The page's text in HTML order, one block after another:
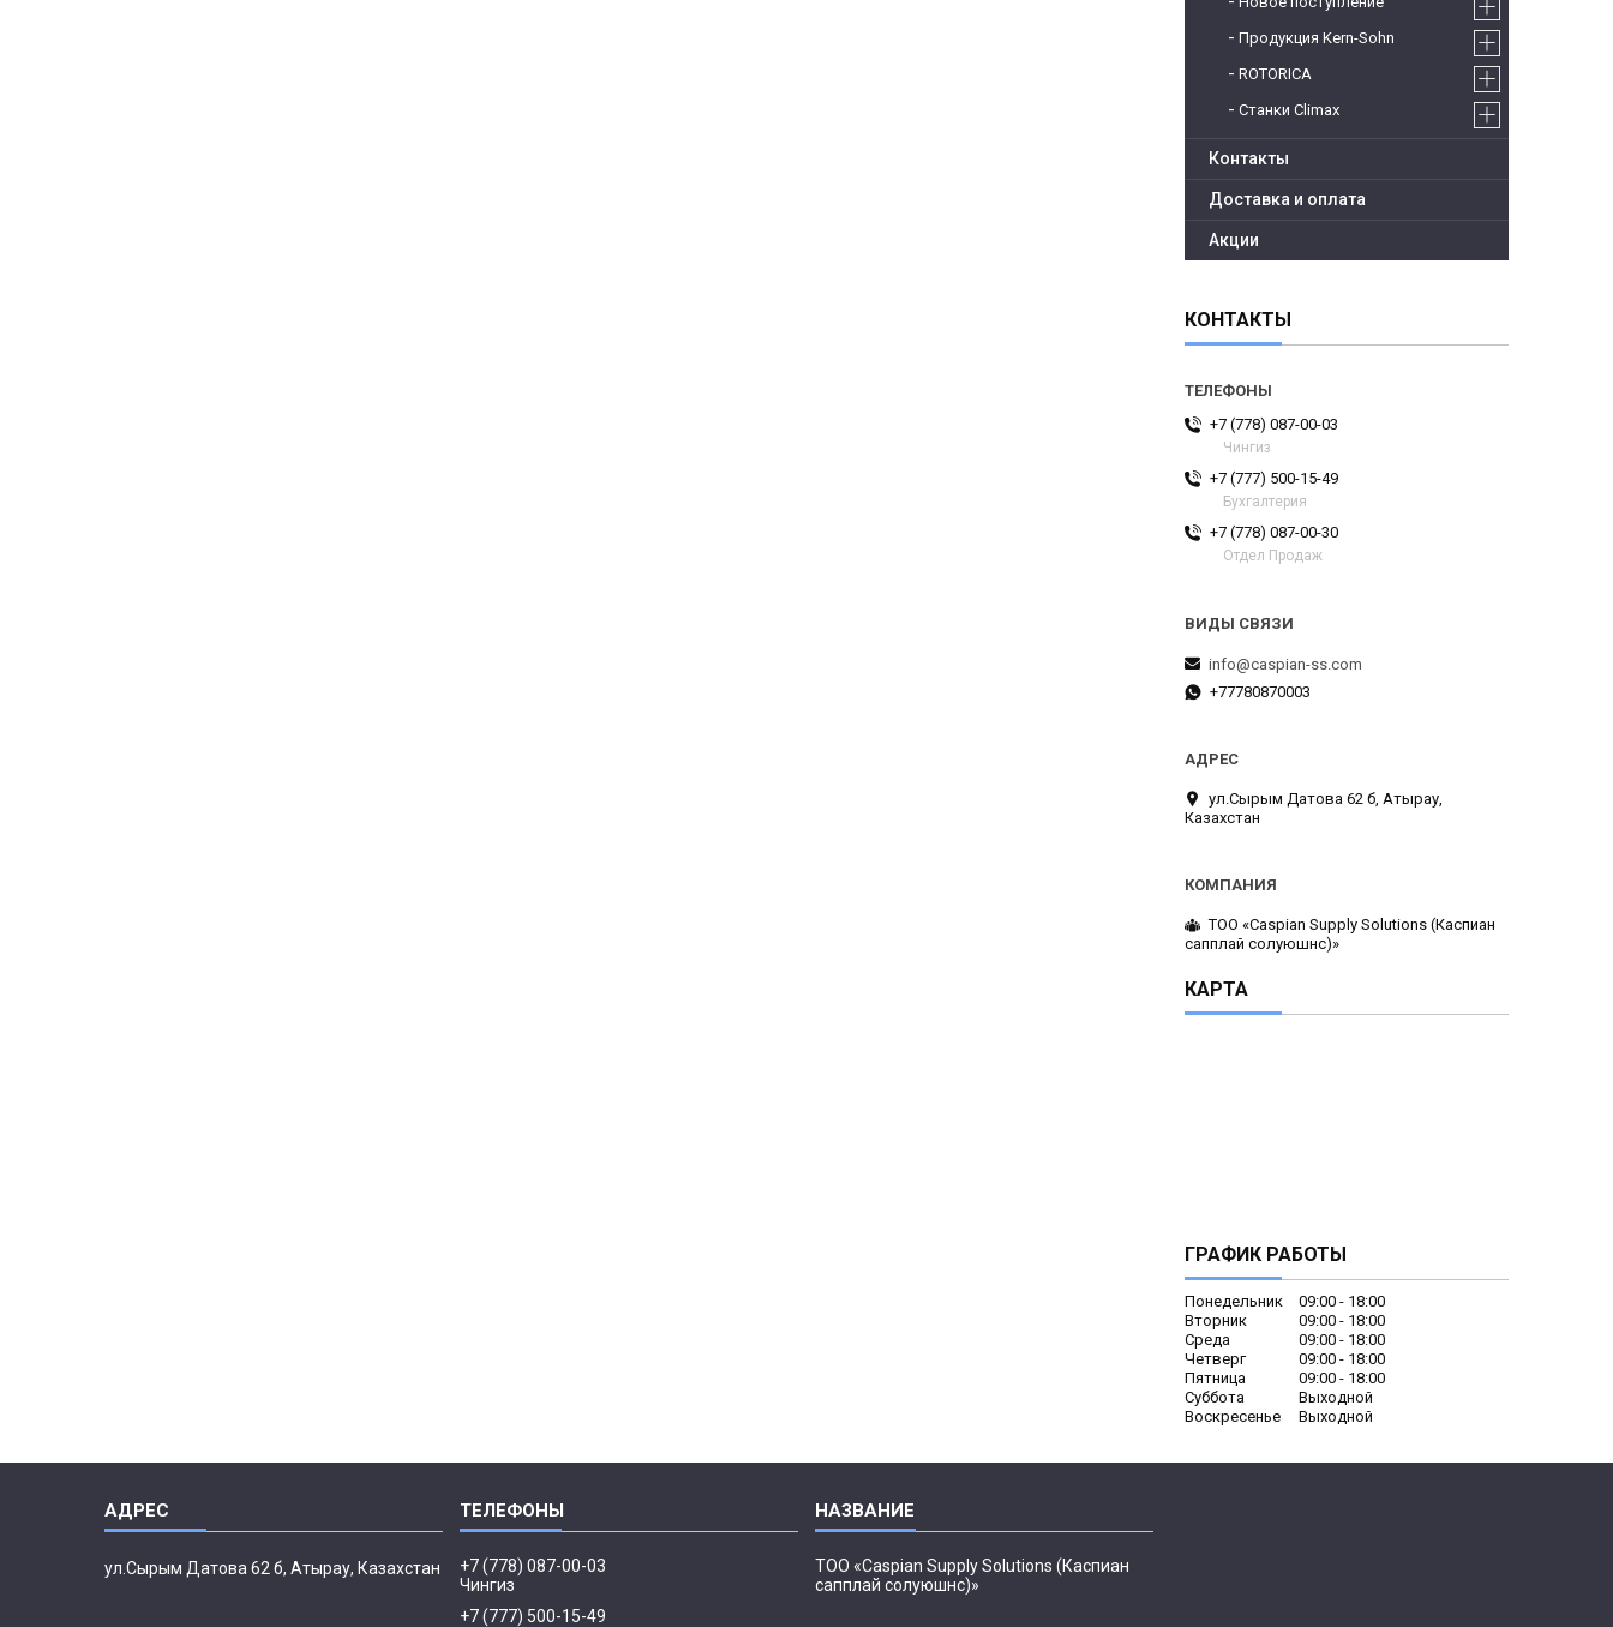
Продукция Kern-Sohn
ROTORICA
Станки Climax
Контакты
Доставка и оплата
Акции
КОНТАКТЫ
+7 (778) 087-00-03
Чингиз
+7 (777) 500-15-49
Бухгалтерия
+7 (778) 087-00-30
Отдел Продаж
info@caspian-ss.com
+77780870003
ул.Сырым Датова 62 б, Атырау,
Казахстан
ТОО «Caspian Supply Solutions (Каспиан
сапплай солуюшнс)»
КАРТА
ГРАФИК РАБОТЫ
Понедельник 09:00
18:00
Вторник
09:00
18:00
Среда
09:00
18:00
Четверг
09:00
18:00
Пятница
09:00
18:00
Суббота
Выходной
Воскресенье
Выходной
ул.Сырым Датова 62 б, Атырау, Казахстан
+7 (778) 087-00-03
Чингиз
+7 (777) 500-15-49
ТОО «Caspian Supply Solutions (Каспиан
сапплай солуюшнс)»